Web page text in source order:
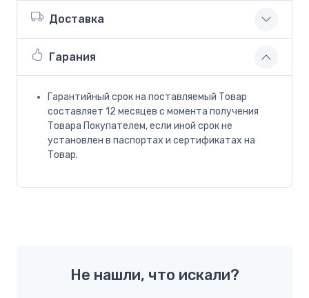
Доставка
Гарания
Гарантийный срок на поставляемый Товар
составляет 12 месяцев с момента получения
Товара Покупателем, если иной срок не
установлен в паспортах и сертификатах на
Товар.
Не нашли, что искали?